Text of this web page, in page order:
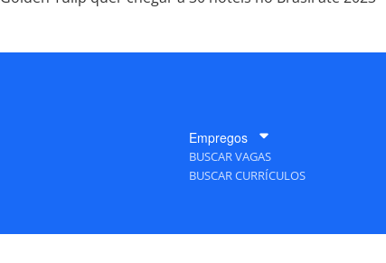
Empregos
BUSCAR VAGAS
BUSCAR CURRÍCULOS